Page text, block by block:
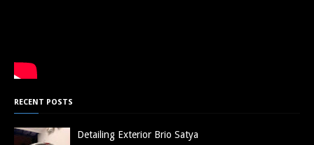
RECENT POSTS
Detailing Exterior Brio Satya